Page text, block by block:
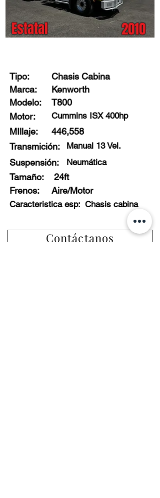
Estatal 2010
Tipo:
Chasis Cabina
Marca:
Kenworth
T800
Modelo:
Motor:
Cummins ISX 400hp
MIllaje:
446,558
Transmición:
Manual 13 Vel.
Suspensión: Neumática
Tamaño:
24ft
Frenos: Aire/Motor
Caracteristica esp: Chasis cabina
Contáctanos